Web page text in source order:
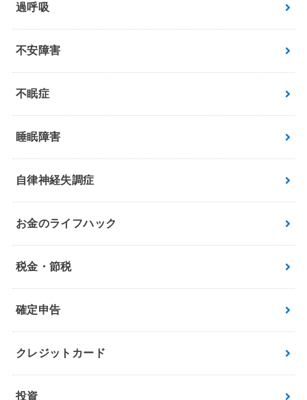
過呼吸
不安障害
不眠症
睡眠障害
自律神経失調症
お金のライフハック
税金・節税
確定申告
クレジットカード
投資